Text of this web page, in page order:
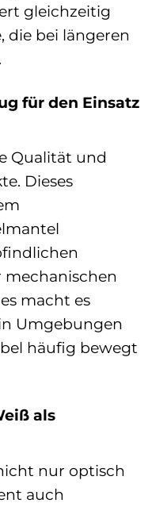
gleichzeitig
die bei längeren
für den Einsatz
Qualität und
Dieses
mechanischen
macht es
Umgebungen
häufig bewegt
als
nur optisch
auch